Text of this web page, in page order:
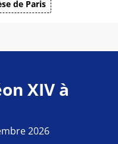
de Paris
XIV à
2026